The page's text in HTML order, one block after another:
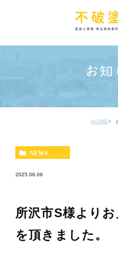
お知
HOME
NEWS
2025.06.06
所沢市S様より
を頂きました。